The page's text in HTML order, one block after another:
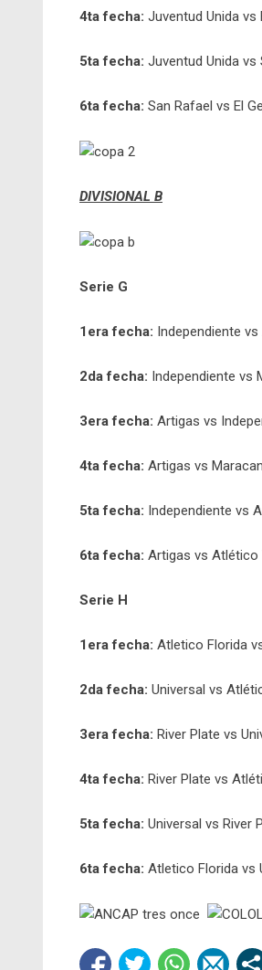
4ta fecha: Juventud Unida vs
5ta fecha: Juventud Unida vs
6ta fecha: San Rafael vs El
DIVISIONAL B
Serie G
1era fecha: Independiente
2da fecha: Independiente vs
3era fecha: Artigas vs
4ta fecha: Artigas vs
5ta fecha: Independiente vs
6ta fecha: Artigas vs Atlético
Serie H
1era fecha: Atletico Florida
2da fecha: Universal vs
3era fecha: River Plate vs
4ta fecha: River Plate vs
5ta fecha: Universal vs River
6ta fecha: Atletico Florida vs